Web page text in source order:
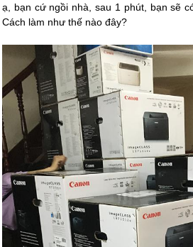
ạ, bạn cứ ngồi nhà, sau 1 phút, bạn sẽ
Cách làm như thế nào đây?